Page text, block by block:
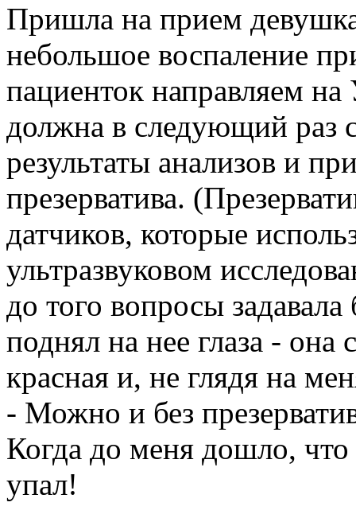
Пришла на прием
небольшое воспаление
пациенток направляем
должна в следующий раз
результаты анализов и
презерватива.
датчиков, которые
ультразвуковом
до того вопросы
поднял на нее глаза - она
красная и, не глядя на
- Можно и без
Когда до меня дошло, что
упал!